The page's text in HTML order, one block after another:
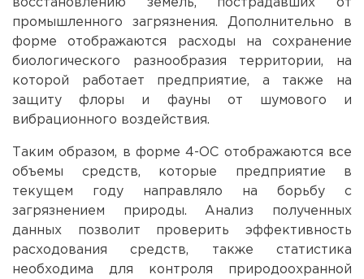
восстановлению земель, пострадавших от
промышленного загрязнения. Дополнительно в
форме отображаются расходы на сохранение
биологического разнообразия территории, на
которой работает предприятие, а также на
защиту флоры и фауны от шумового и
вибрационного воздействия.
Таким образом, в форме 4-ОС отображаются все
объемы средств, которые предприятие в
текущем году направляло на борьбу с
загрязнением природы. Анализ полученных
данных позволит проверить эффективность
расходования средств, также статистика
необходима для контроля природоохранной